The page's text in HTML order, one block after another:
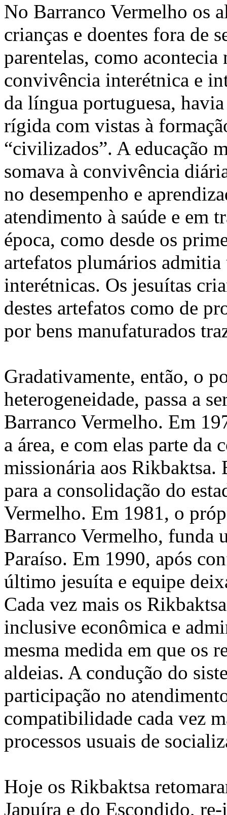
No Barranco Vermelho os
crianças e doentes fora de
parentelas, como
convivência interétnica e
da língua portuguesa,
rígida com vistas à
“civilizados”. A educação
somava à convivência
no desempenho e
atendimento à saúde e em
época, como desde os
artefatos plumários
interétnicas. Os jesuítas
destes artefatos como de
por bens manufaturados
Gradativamente, então, o
heterogeneidade, passa a
Barranco Vermelho. Em
a área, e com elas parte da
missionária aos Rikbaktsa.
para a consolidação do
Vermelho. Em 1981, o
Barranco Vermelho, funda
Paraíso. Em 1990, após
último jesuíta e equipe
Cada vez mais os
inclusive econômica e
mesma medida em que os
aldeias. A condução do
participação no
compatibilidade cada vez
processos usuais de
Hoje os Rikbaktsa
Japuíra e do Escondido,